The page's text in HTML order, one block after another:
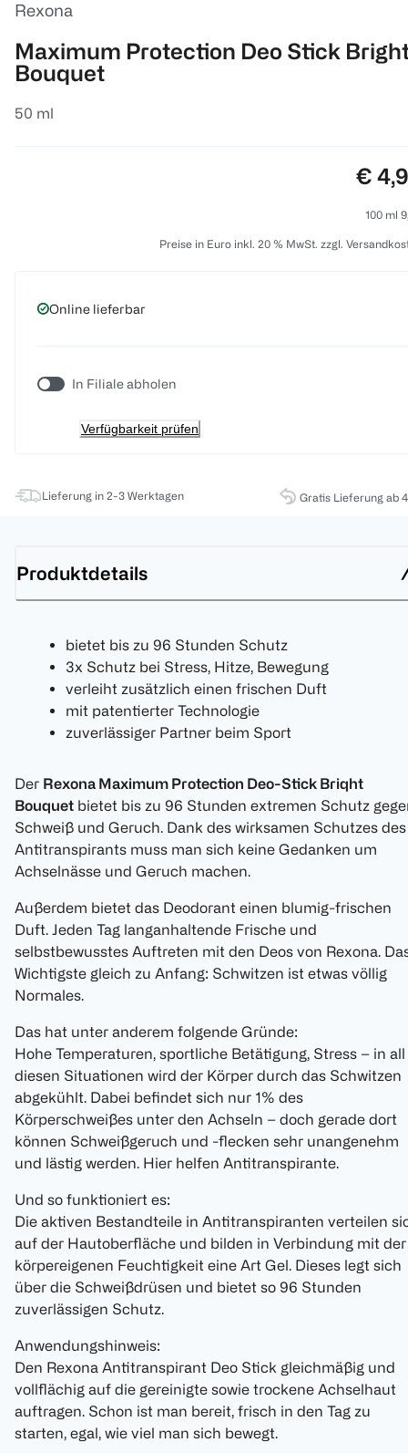
Rexona
Maximum Protection Deo Stick
Bouquet
50 ml
€
100 ml
Preise in Euro inkl. 20 % MwSt. zzgl.
Online lieferbar
In Filiale abholen
Verfügbarkeit prüfen
Lieferung in 2-3 Werktagen Gratis Lieferung ab
Produktdetails
bietet bis zu 96 Stunden Schutz
3x Schutz bei Stress, Hitze, Bewegung
verleiht zusätzlich einen frischen Duft
mit patentierter Technologie
zuverlässiger Partner beim Sport
Der Rexona Maximum Protection Deo-Stick Briqht
Bouquet bietet bis zu 96 Stunden extremen Schutz
Schweiß und Geruch. Dank des wirksamen Schutzes des
Antitranspirants muss man sich keine Gedanken um
Achselnässe und Geruch machen.
Außerdem bietet das Deodorant einen blumig-frischen
Duft. Jeden Tag langanhaltende Frische und
selbstbewusstes Auftreten mit den Deos von Rexona.
Wichtigste gleich zu Anfang: Schwitzen ist etwas völlig
Normales.
Das hat unter anderem folgende Gründe:
Hohe Temperaturen, sportliche Betätigung, Stress – in all
diesen Situationen wird der Körper durch das Schwitzen
abgekühlt. Dabei befindet sich nur 1% des
Körperschweißes unter den Achseln – doch gerade dort
können Schweißgeruch und -flecken sehr unangenehm
und lästig werden. Hier helfen Antitranspirante.
Und so funktioniert es:
Die aktiven Bestandteile in Antitranspiranten verteilen
auf der Hautoberfläche und bilden in Verbindung mit der
körpereigenen Feuchtigkeit eine Art Gel. Dieses legt sich
über die Schweißdrüsen und bietet so 96 Stunden
zuverlässigen Schutz.
Anwendungshinweis:
Den Rexona Antitranspirant Deo Stick gleichmäßig und
vollflächig auf die gereinigte sowie trockene Achselhaut
auftragen. Schon ist man bereit, frisch in den Tag zu
starten, egal, wie viel man sich bewegt.